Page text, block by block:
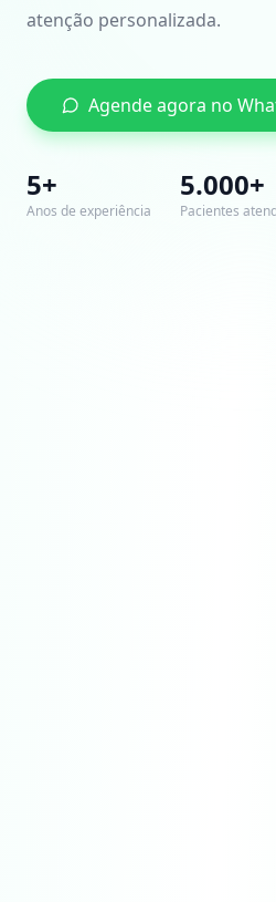
atenção personalizada.
Agende agora no
5+
Anos de experiência
5.000+
Pacientes